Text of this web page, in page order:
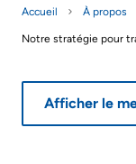
Accueil À propos
Afficher le
Research
Health-care